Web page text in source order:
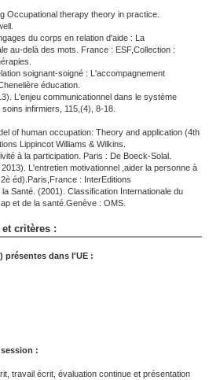
Occupational therapy theory in practice.
du corps en relation d'aide : La
au-delà des mots. France : ESF,Collection :
soignant-soigné : L'accompagnement
éducation.
L'enjeu communicationnel dans le système
infirmiers, 115,(4), 8-18.
of human occupation: Theory and application (4th
Lippincot Williams & Wilkins.
à la participation. Paris : De Boeck-Solal.
L'entretien motivationnel ,aider la personne à
éd).Paris,France : InterEditions
Santé. (2001). Classification Internationale du
et de la santé.Genève : OMS.
critères :
présentes dans l'UE :
:
travail écrit, évaluation continue et présentation